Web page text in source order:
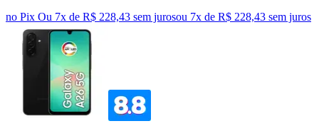
no Pix Ou 7x de R$ 228,43 sem jurosou 7x de R$ 228,43 sem juros